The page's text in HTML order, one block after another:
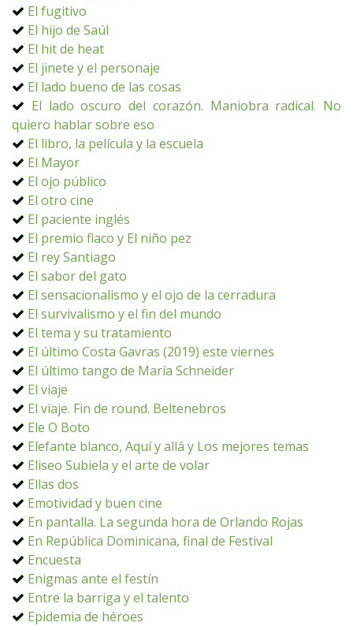
El fugitivo
El hijo de Saúl
El hit de heat
El jinete y el personaje
El lado bueno de las cosas
El lado oscuro del corazón. Maniobra radical. No
quiero hablar sobre eso
El libro, la película y la escuela
El Mayor
El ojo público
El otro cine
El paciente inglés
El premio flaco y El niño pez
El rey Santiago
El sabor del gato
El sensacionalismo y el ojo de la cerradura
El survivalismo y el fin del mundo
El tema y su tratamiento
El último Costa Gavras (2019) este viernes
El último tango de María Schneider
El viaje
El viaje. Fin de round. Beltenebros
Ele O Boto
Elefante blanco, Aquí y allá y Los mejores temas
Eliseo Subiela y el arte de volar
Ellas dos
Emotividad y buen cine
En pantalla. La segunda hora de Orlando Rojas
En República Dominicana, final de Festival
Encuesta
Enigmas ante el festín
Entre la barriga y el talento
Epidemia de héroes